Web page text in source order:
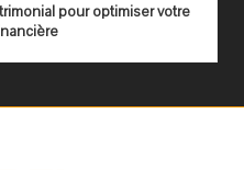
pour optimiser votre